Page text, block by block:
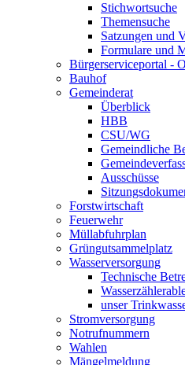
Stichwortsuche
Themensuche
Satzungen und
Formulare und
Bürgerserviceportal -
Bauhof
Gemeinderat
Überblick
HBB
CSU/WG
Gemeindliche
Ausschüsse
Forstwirtschaft
Feuerwehr
Müllabfuhrplan
Grüngutsammelplatz
Wasserversorgung
Technische
unser
Stromversorgung
Notrufnummern
Wahlen
Mängelmeldung